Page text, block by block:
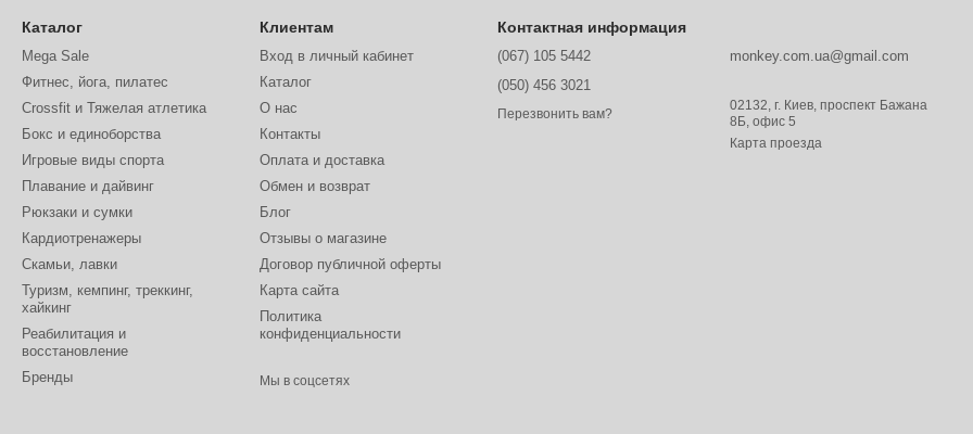
организма.
палки преимущественно из стали, а затем покрываются мягкими материалами. Также они оснащены специальным
надежный хват во время тренировок и большой срок эксплуатации.
гимнастическую палку – изучайте наш каталог и выбирайте любую понравившуюся. Продажу своей продукции мы
а потому заказывать ее можно из любых регионов Украины.
Каталог
Mega Sale
Фитнес, йога, пилатес
Crossfit и Тяжелая атлетика
Бокс и единоборства
Игровые виды спорта
Плавание и дайвинг
Рюкзаки и сумки
Кардиотренажеры
Скамьи, лавки
Туризм, кемпинг, треккинг,
хайкинг
Реабилитация и
восстановление
Бренды
Клиентам
Вход в личный кабинет
Каталог
О нас
Контакты
Оплата и доставка
Обмен и возврат
Блог
Отзывы о магазине
Договор публичной оферты
Карта сайта
Политика
конфиденциальности
Мы в соцсетях
Контактная информация
(067) 105 5442
(050) 456 3021
Перезвонить вам?
monkey.com.ua@gmail.com
02132, г. Киев, проспект Бажана
8Б, офис 5
Карта проезда